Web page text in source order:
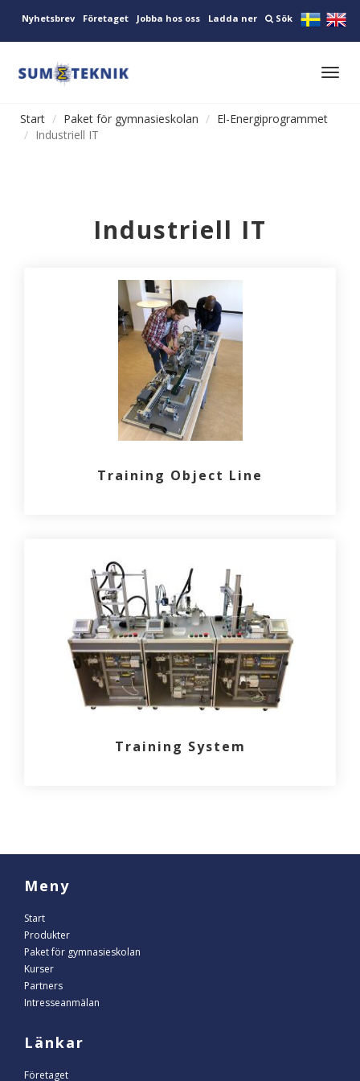
Nyhetsbrev Företaget Jobba hos oss Ladda ner Sök
Start
Paket för gymnasieskolan
El-Energiprogrammet
Industriell IT
Industriell IT
Training Object Line
Training System
Meny
Start
Produkter
Paket för gymnasieskolan
Kurser
Partners
Intresseanmälan
Länkar
Företaget